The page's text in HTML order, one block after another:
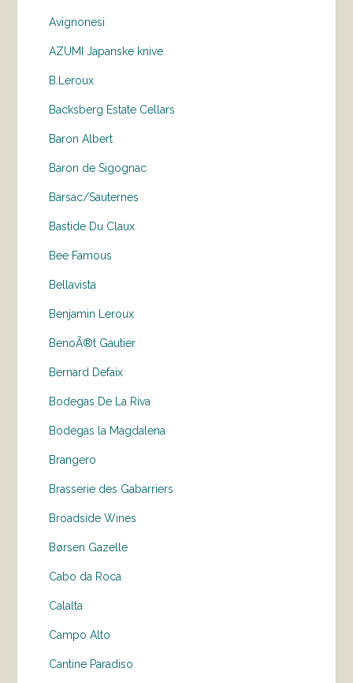
Avignonesi
AZUMI Japanske knive
B.Leroux
Backsberg Estate Cellars
Baron Albert
Baron de Sigognac
Barsac/Sauternes
Bastide Du Claux
Bee Famous
Bellavista
Benjamin Leroux
BenoÃ®t Gautier
Bernard Defaix
Bodegas De La Riva
Bodegas la Magdalena
Brangero
Brasserie des Gabarriers
Broadside Wines
Børsen Gazelle
Cabo da Roca
Calalta
Campo Alto
Cantine Paradiso